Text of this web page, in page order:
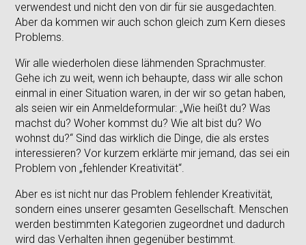
verwendest und nicht den von dir für sie ausgedachten.
Aber da kommen wir auch schon gleich zum Kern dieses
Problems.
Wir alle wiederholen diese lähmenden Sprachmuster.
Gehe ich zu weit, wenn ich behaupte, dass wir alle schon
einmal in einer Situation waren, in der wir so getan haben,
als seien wir ein Anmeldeformular: „Wie heißt du? Was
machst du? Woher kommst du? Wie alt bist du? Wo
wohnst du?“ Sind das wirklich die Dinge, die als erstes
interessieren? Vor kurzem erklärte mir jemand, das sei ein
Problem von „fehlender Kreativität“.
Aber es ist nicht nur das Problem fehlender Kreativität,
sondern eines unserer gesamten Gesellschaft. Menschen
werden bestimmten Kategorien zugeordnet und dadurch
wird das Verhalten ihnen gegenüber bestimmt.